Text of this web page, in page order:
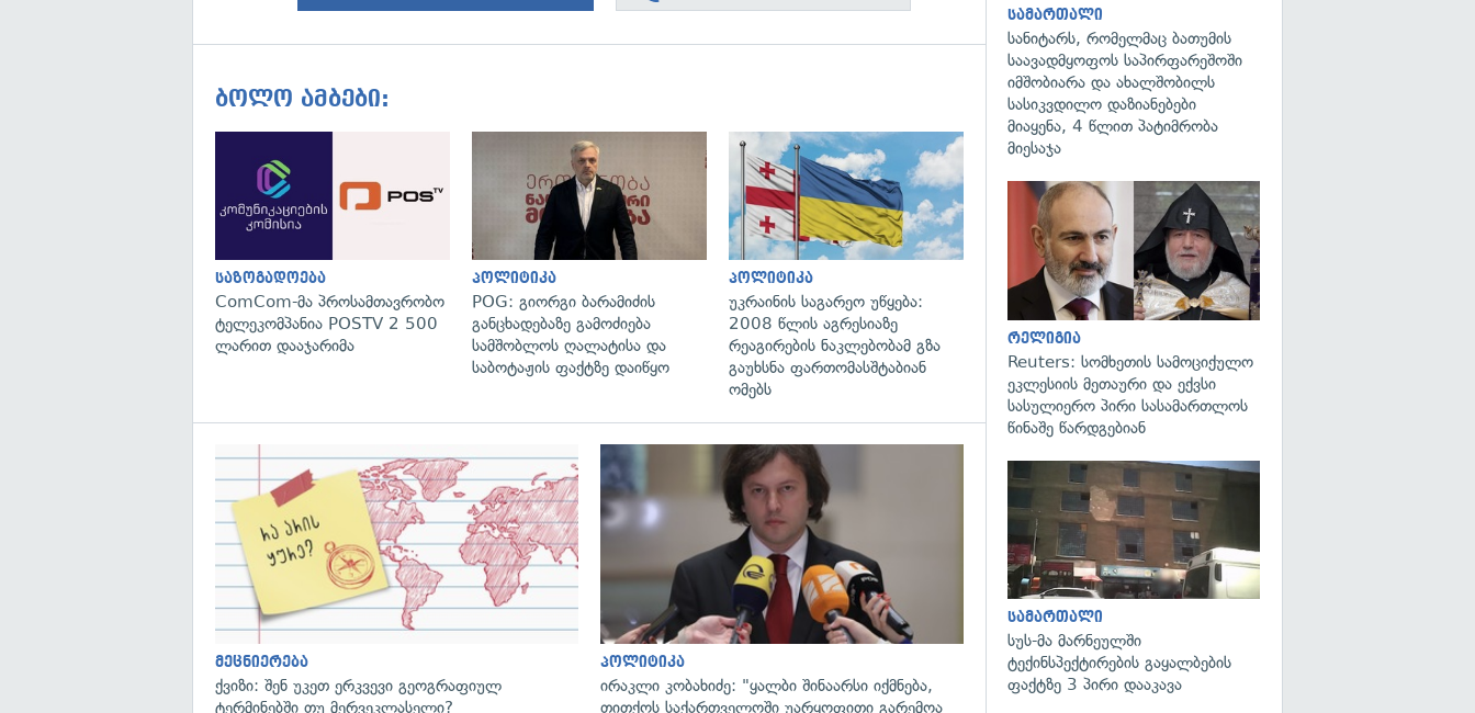
ბოლო ამბები:
საზოგადოება
ComCom-მა პროსამთავრობო
ტელეკომპანია POSTV 2 500
ლარით დააჯარიმა
გადახედვა
პოლიტიკა
POG: გიორგი ბარამიძის
განცხადებაზე გამოძიება
სამშობლოს ღალატისა და
საბოტაჟის ფაქტზე დაიწყო
გადახედვა
პოლიტიკა
უკრაინის საგარეო უწყება:
2008 წლის აგრესიაზე
რეაგირების ნაკლებობამ გზა
გაუხსნა ფართომასშტაბიან
ომებს
მეცნიერება
ქვიზი: შენ უკეთ ერკვევი გეოგრაფიულ
ტერმინებში თუ მერვეკლასელი?
პოლიტიკა
ირაკლი კობახიძე: "ყალბი შინაარსი იქმნება,
თითქოს საქართველოში უარყოფითი გარემოა
სამართალი
სანიტარს, რომელმაც ბათუმის
საავადმყოფოს საპირფარეშოში
იმშობიარა და ახალშობილს
სასიკვდილო დაზიანებები
მიაყენა, 4 წლით პატიმრობა
მიესაჯა
რელიგია
Reuters: სომხეთის სამოციქულო
ეკლესიის მეთაური და ექვსი
სასულიერო პირი სასამართლოს
წინაშე წარდგებიან
სამართალი
სუს-მა მარნეულში
ტექინსპექტირების გაყალბების
ფაქტზე 3 პირი დააკავა